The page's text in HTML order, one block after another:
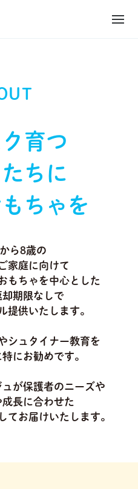
育つ
ちに
ちゃを
ら8歳の
家庭に向けて
もちゃを中心とした
期限なしで
提供いたします。
シュタイナー教育を
にお勧めです。
が保護者のニーズや
長に合わせた
てお届けいたします。